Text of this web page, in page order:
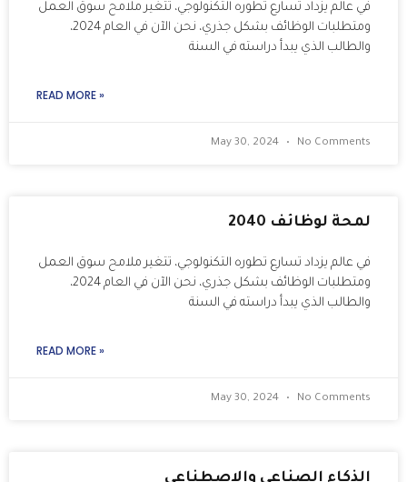
في عالم يزداد تسارع تطوره التكنولوجي، تتغير ملامح سوق العمل
ومتطلبات الوظائف بشكل جذري، نحن الآن في العام 2024،
والطالب الذي يبدأ دراسته في السنة
READ MORE »
May 30, 2024 No Comments
لمحة لوظائف 2040
في عالم يزداد تسارع تطوره التكنولوجي، تتغير ملامح سوق العمل
ومتطلبات الوظائف بشكل جذري، نحن الآن في العام 2024،
والطالب الذي يبدأ دراسته في السنة
READ MORE »
May 30, 2024 No Comments
الذكاء الصناعي والاصطناعي